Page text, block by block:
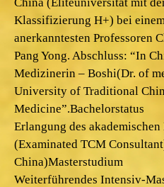
Klassifizierung H+) bei
anerkanntesten Professoren
Pang Yong. Abschluss: “In
Medizinerin – Boshi(Dr. of
University of Traditional
Medicine”.Bachelorstatus
Erlangung des
(Examinated TCM
China)Masterstudium
Weiterführendes Intensiv-